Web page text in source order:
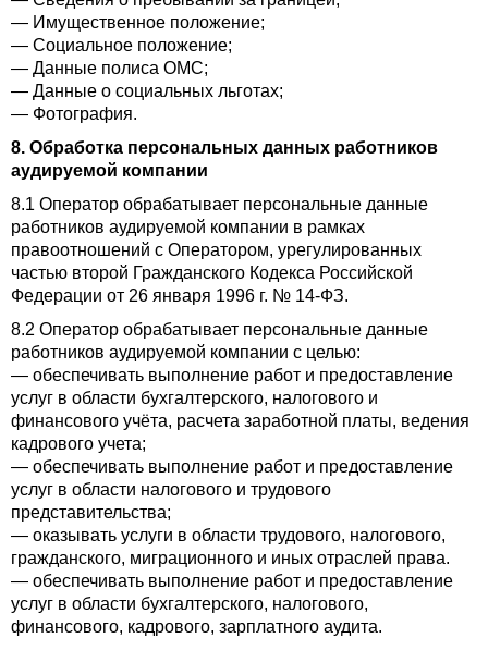
— Имущественное положение;
— Социальное положение;
— Данные полиса ОМС;
— Данные о социальных льготах;
— Фотография.
8. Обработка персональных данных работников
аудируемой компании
8.1 Оператор обрабатывает персональные данные
работников аудируемой компании в рамках
правоотношений с Оператором, урегулированных
частью второй Гражданского Кодекса Российской
Федерации от 26 января 1996 г. № 14-ФЗ.
8.2 Оператор обрабатывает персональные данные
работников аудируемой компании с целью:
— обеспечивать выполнение работ и предоставление
услуг в области бухгалтерского, налогового и
финансового учёта, расчета заработной платы, ведения
кадрового учета;
— обеспечивать выполнение работ и предоставление
услуг в области налогового и трудового
представительства;
— оказывать услуги в области трудового, налогового,
гражданского, миграционного и иных отраслей права.
— обеспечивать выполнение работ и предоставление
услуг в области бухгалтерского, налогового,
финансового, кадрового, зарплатного аудита.